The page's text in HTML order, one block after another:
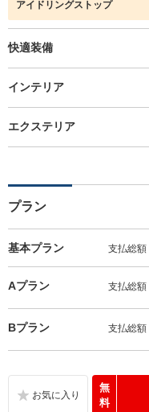
アイドリングストップ
快適装備
インテリア
エクステリア
プラン
基本プラン 支払総額
Aプラン 支払総額
Bプラン 支払総額
無
料